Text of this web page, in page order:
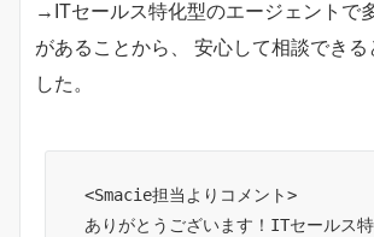
→ITセールス特化型のエージェントで
があることから、 安心して相談できる
した。
<Smacie担当よりコメント>
ありがとうございます！ITセールス